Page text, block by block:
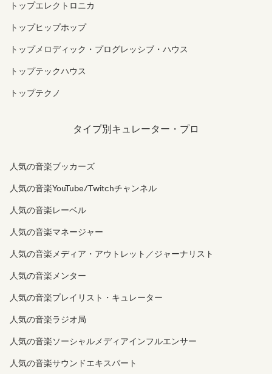
トップエレクトロニカ
トップヒップホップ
トップメロディック・プログレッシブ・ハウス
トップテックハウス
トップテクノ
タイプ別キュレーター・プロ
人気の音楽ブッカーズ
人気の音楽YouTube/Twitchチャンネル
人気の音楽レーベル
人気の音楽マネージャー
人気の音楽メディア・アウトレット／ジャーナリスト
人気の音楽メンター
人気の音楽プレイリスト・キュレーター
人気の音楽ラジオ局
人気の音楽ソーシャルメディアインフルエンサー
人気の音楽サウンドエキスパート